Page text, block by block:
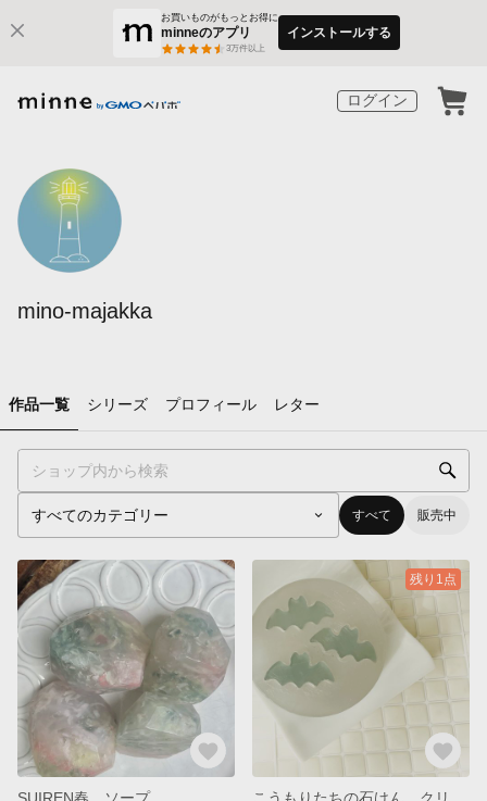
お買いものがもっとお得に
minneのアプリ
3万件以上
インストールする
ログイン
mino-majakka
作品一覧 シリーズ プロフィール レター
すべて 販売中
SUIREN春 ソープ
残り1点